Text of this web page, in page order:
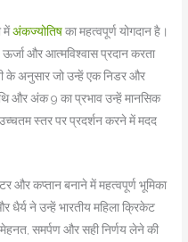
मेंअंकज्योतिषका महत्वपूर्ण योगदान है।
और आत्मविश्वास प्रदान करता
के अनुसार जो उन्हें एक निडर और
और अंक 9 का प्रभाव उन्हें मानसिक
स्तर पर प्रदर्शन करने में मदद
कप्तान बनाने में महत्वपूर्ण भूमिका
धैर्य ने उन्हें भारतीय महिला क्रिकेट
समर्पण और सही निर्णय लेने की